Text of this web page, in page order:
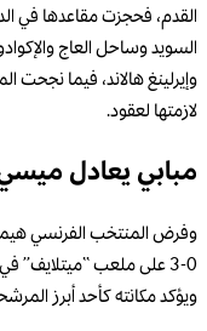
القدم، فحجزت مقاعدها في
السويد وساحل العاج
وإيرلينغ هالاند، فيما نجحت
لازمتها لعقود.
مبابي يعادل
وفرض المنتخب الفرنسي
0-3 على ملعب “ميتلايف”
ويؤكد مكانته كأحد أبرز